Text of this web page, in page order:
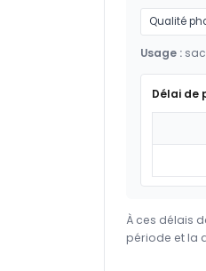
Qualité
Usage :
Délai de
À ces délais
période et la